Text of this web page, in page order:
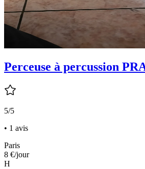
Perceuse à percussion
5/5
• 1 avis
Paris
8 €/jour
H